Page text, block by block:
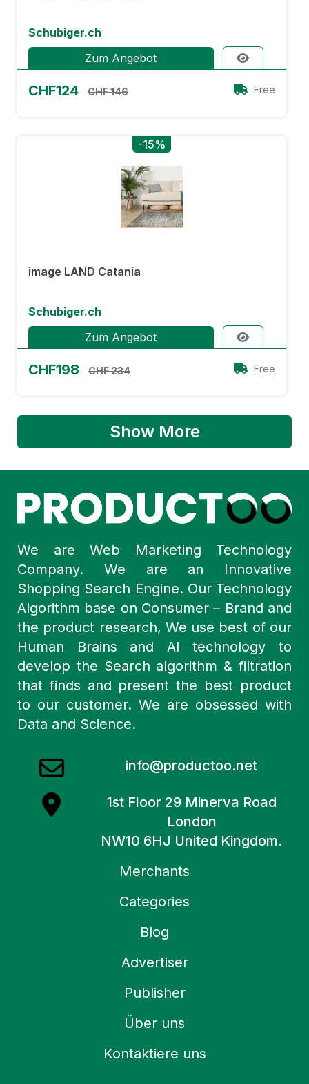
Schubiger.ch
Zum Angebot
CHF124 CHF 146 Free
-15%
image LAND Catania
Schubiger.ch
Zum Angebot
CHF198 CHF 234 Free
Show More
We are Web Marketing Technology
Company. We are an Innovative
Shopping Search Engine. Our Technology
Algorithm base on Consumer – Brand and
the product research, We use best of our
Human Brains and AI technology to
develop the Search algorithm & filtration
that finds and present the best product
to our customer. We are obsessed with
Data and Science.
info@productoo.net
1st Floor 29 Minerva Road
London
NW10 6HJ United Kingdom.
Merchants
Categories
Blog
Advertiser
Publisher
Über uns
Kontaktiere uns